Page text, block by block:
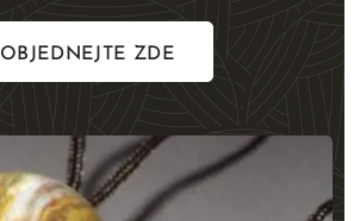
OBJEDNEJTE ZDE